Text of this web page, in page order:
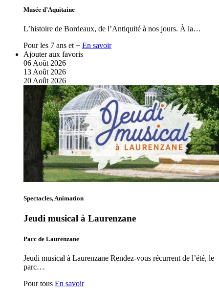
Musée d’Aquitaine
L’histoire de Bordeaux, de l’Antiquité à nos jours. À la…
Pour les 7 ans et + En savoir
Ajouter aux favoris
06 Août 2026
13 Août 2026
20 Août 2026
Spectacles, Animation
Jeudi musical à Laurenzane
Parc de Laurenzane
Jeudi musical à Laurenzane Rendez-vous récurrent de l’été, le
parc…
Pour tous En savoir